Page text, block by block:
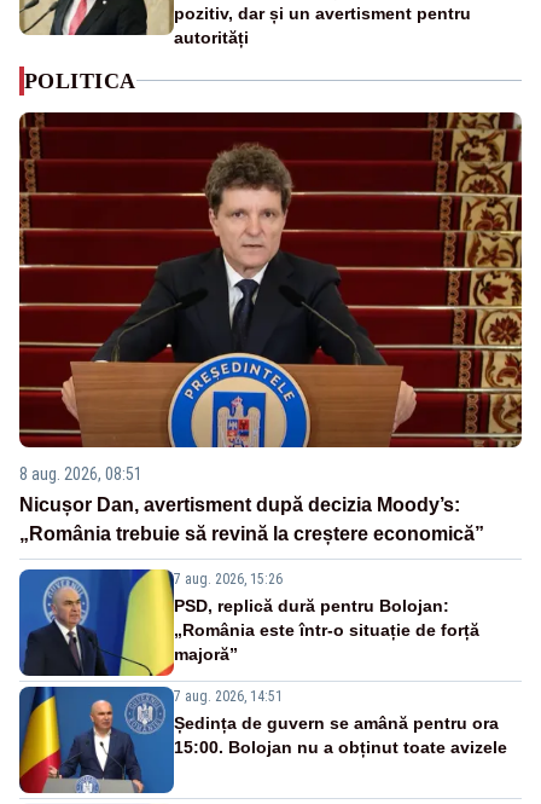
pozitiv, dar și un avertisment pentru
autorități
POLITICA
8 aug. 2026, 08:51
Nicușor Dan, avertisment după decizia Moody’s:
„România trebuie să revină la creștere economică”
7 aug. 2026, 15:26
PSD, replică dură pentru Bolojan:
„România este într-o situație de forță
majoră”
7 aug. 2026, 14:51
Ședința de guvern se amână pentru ora
15:00. Bolojan nu a obținut toate avizele